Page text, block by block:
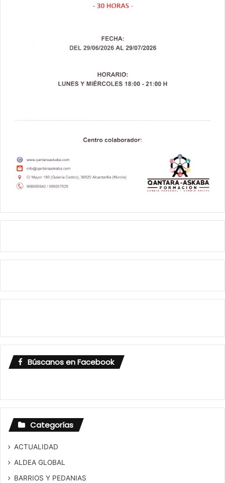
Búscanos en Facebook
Categorías
ACTUALIDAD
ALDEA GLOBAL
BARRIOS Y PEDANIAS